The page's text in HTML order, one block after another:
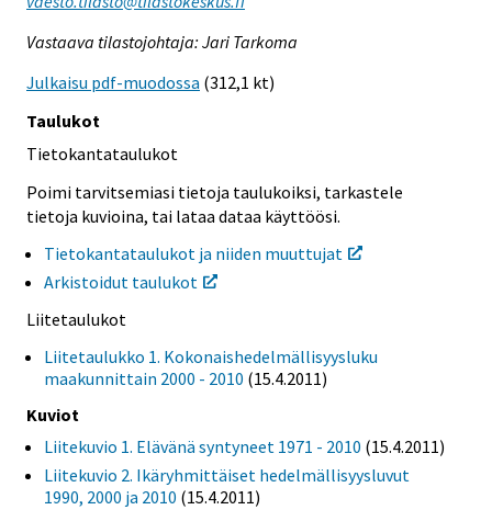
Vastaava tilastojohtaja: Jari Tarkoma
Julkaisu pdf-muodossa (312,1 kt)
Taulukot
Tietokantataulukot
Poimi tarvitsemiasi tietoja taulukoiksi, tarkastele
tietoja kuvioina, tai lataa dataa käyttöösi.
Tietokantataulukot ja niiden muuttujat
Arkistoidut taulukot
Liitetaulukot
Liitetaulukko 1. Kokonaishedelmällisyysluku
maakunnittain 2000 - 2010 (15.4.2011)
Kuviot
Liitekuvio 1. Elävänä syntyneet 1971 - 2010 (15.4.2011)
Liitekuvio 2. Ikäryhmittäiset hedelmällisyysluvut
1990, 2000 ja 2010 (15.4.2011)